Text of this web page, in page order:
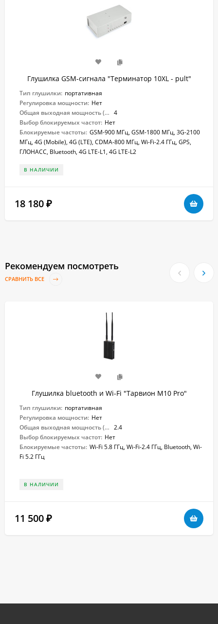
Глушилка GSM-сигнала "Терминатор 10XL - pult"
Тип глушилки: портативная
Регулировка мощности: Нет
Общая выходная мощность (Вт): 4
Выбор блокируемых частот: Нет
Блокируемые частоты: GSM-900 МГц, GSM-1800 МГц, 3G-2100
МГц, 4G (Mobile), 4G (LTE), CDMA-800 МГц, Wi-Fi-2.4 ГГц, GPS,
ГЛОНАСС, Bluetooth, 4G LTE-L1, 4G LTE-L2
В НАЛИЧИИ
18 180 ₽
Рекомендуем посмотреть
СРАВНИТЬ ВСЕ
Глушилка bluetooth и Wi-Fi "Тарвион M10 Pro"
Тип глушилки: портативная
Регулировка мощности: Нет
Общая выходная мощность (Вт): 2.4
Выбор блокируемых частот: Нет
Блокируемые частоты: Wi-Fi 5.8 ГГц, Wi-Fi-2.4 ГГц, Bluetooth, Wi-
Fi 5.2 ГГц
В НАЛИЧИИ
11 500 ₽